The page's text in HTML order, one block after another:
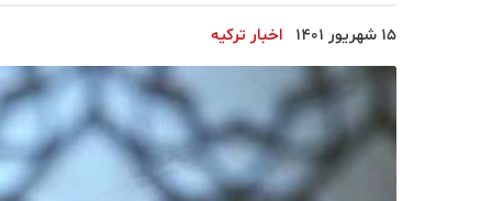
جاذبه گردشگری
حقوقی
دانستنی
دکوراسیون
15 شهریور 1401 اخبار ترکیه